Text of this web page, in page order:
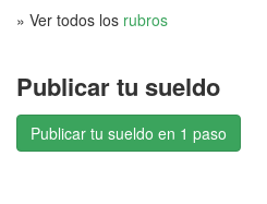
» Ver todos los rubros
Publicar tu sueldo
Publicar tu sueldo en 1 paso